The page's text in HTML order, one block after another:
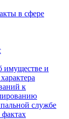
в сфере
имуществе и
к
службе